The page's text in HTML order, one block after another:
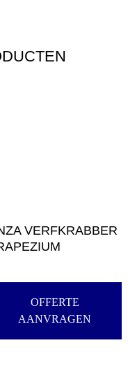
VERFKRABBER
OFFERTE
AANVRAGEN